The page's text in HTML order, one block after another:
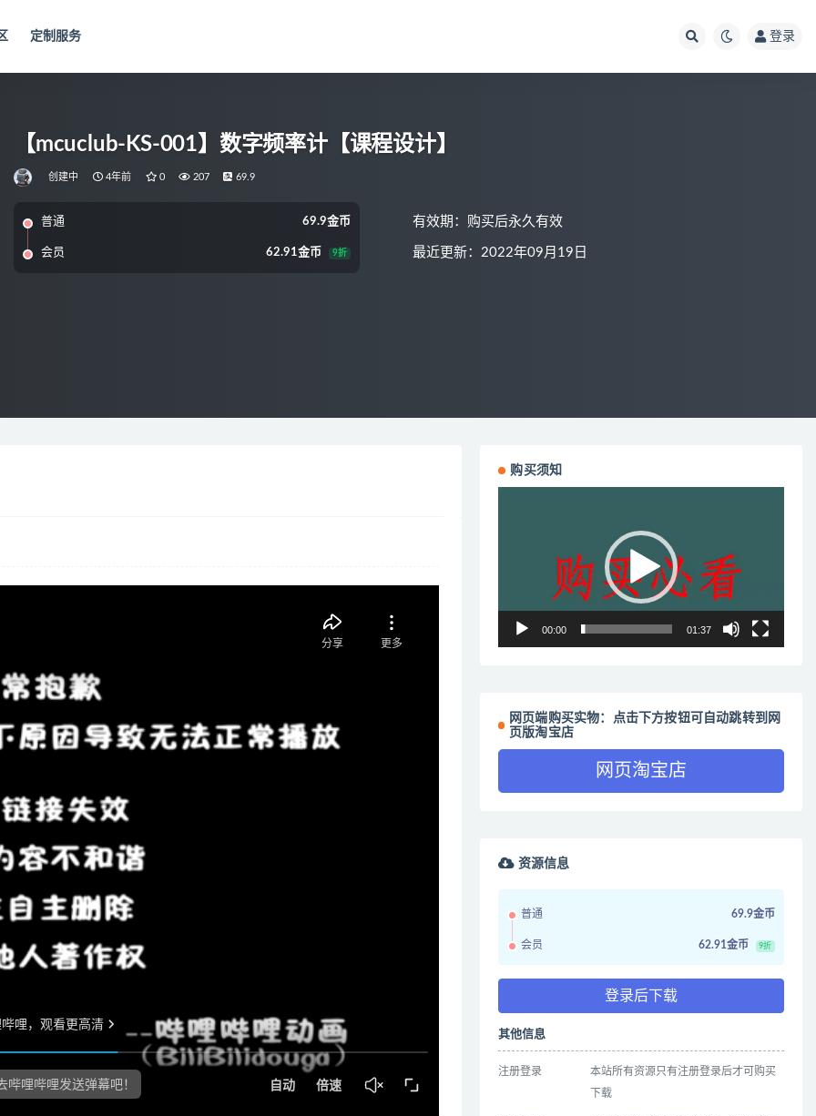
定制服务 登录
【mcuclub-KS-001】数字频率计【课程设计】
创建中 4年前 0 207 69.9
普通 69.9金币
会员 62.91金币 9折
有效期：购买后永久有效
最近更新：2022年09月19日
购买须知
00:00 01:37
网页端购买实物：点击下方按钮可自动跳转到网
页版淘宝店
网页淘宝店
资源信息
普通 69.9金币
会员 62.91金币 9折
登录后下载
其他信息
注册登录
本站所有资源只有注册登录后才可购买
下载